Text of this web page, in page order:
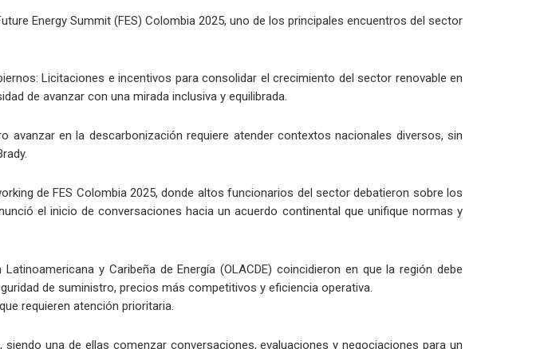
Energy Summit (FES) Colombia 2025, uno de los principales encuentros del sector
Licitaciones e incentivos para consolidar el crecimiento del sector renovable en
de avanzar con una mirada inclusiva y equilibrada.
en la descarbonización requiere atender contextos nacionales diversos, sin
de FES Colombia 2025, donde altos funcionarios del sector debatieron sobre los
el inicio de conversaciones hacia un acuerdo continental que unifique normas y
y Caribeña de Energía (OLACDE) coincidieron en que la región debe
de suministro, precios más competitivos y eficiencia operativa.
requieren atención prioritaria.
una de ellas comenzar conversaciones, evaluaciones y negociaciones para un